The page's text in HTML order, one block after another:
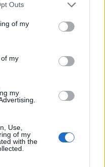
Outs
of my
my
my
Use,
of my
with the
separazione sarebbe
Pensa che lei e
discutere, ad
parola ma che
È la stessa logica
imminente e
non a una rottura
a metà
colte da un